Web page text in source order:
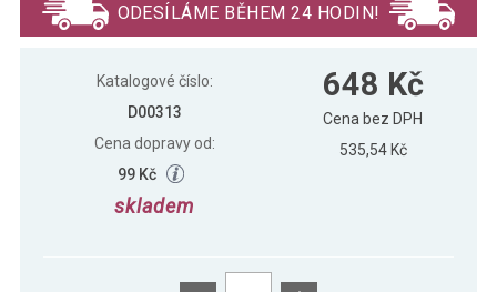
ODESÍLÁME BĚHEM 24 HODIN!
Katalogové číslo:
D00313
Cena dopravy od:
99 Kč
skladem
648 Kč
Cena bez DPH
535,54 Kč